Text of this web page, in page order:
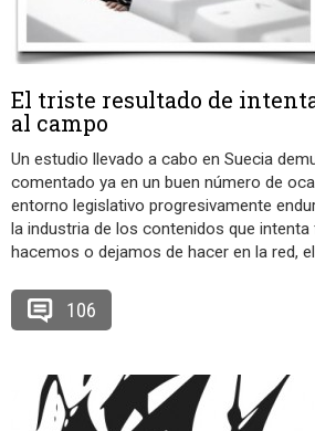
El triste resultado de
al campo
Un estudio llevado a cabo en Suecia
comentado ya en un buen número de
entorno legislativo progresivamente
la industria de los contenidos que intenta
hacemos o dejamos de hacer en la red, el
106